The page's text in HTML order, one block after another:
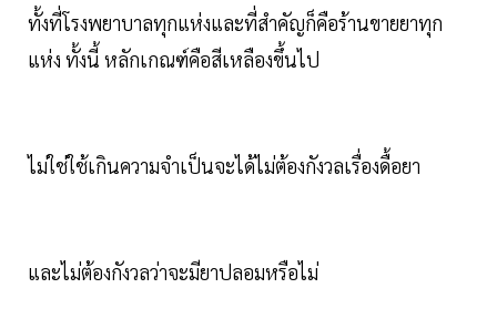
ทั้งที่โรงพยาบาลทุกแห่งและที่สำคัญก็คือร้านขายยาทุก
แห่ง ทั้งนี้ หลักเกณฑ์คือสีเหลืองขึ้นไป
ไม่ใช่ใช้เกินความจำเป็นจะได้ไม่ต้องกังวลเรื่องดื้อยา
และไม่ต้องกังวลว่าจะมียาปลอมหรือไม่